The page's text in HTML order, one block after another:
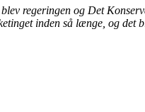
regeringen og Det
inden så længe, og det